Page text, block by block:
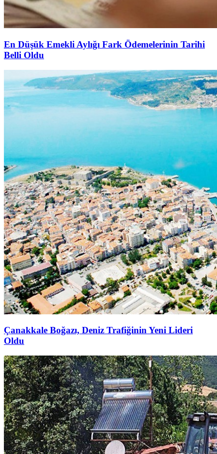
En Düşük Emekli Aylığı Fark Ödemelerinin Tarihi
Belli Oldu
Çanakkale Boğazı, Deniz Trafiğinin Yeni Lideri
Oldu